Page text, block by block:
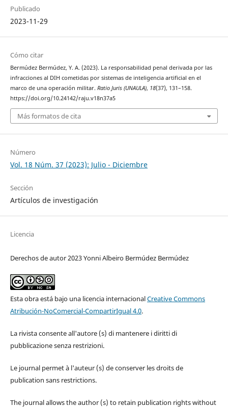
Publicado
2023-11-29
Cómo citar
Bermúdez Bermúdez, Y. A. (2023). La responsabilidad penal derivada por las
infracciones al DIH cometidas por sistemas de inteligencia artificial en el
marco de una operación militar. Ratio Juris (UNAULA), 18(37), 131–158.
https://doi.org/10.24142/raju.v18n37a5
Más formatos de cita
Número
Vol. 18 Núm. 37 (2023): Julio - Diciembre
Sección
Artículos de investigación
Licencia
Derechos de autor 2023 Yonni Albeiro Bermúdez Bermúdez
Esta obra está bajo una licencia internacionalCreative Commons
Atribución-NoComercial-CompartirIgual 4.0.
La rivista consente all'autore (s) di mantenere i diritti di
pubblicazione senza restrizioni.
Le journal permet à l'auteur (s) de conserver les droits de
publication sans restrictions.
The journal allows the author (s) to retain publication rights without